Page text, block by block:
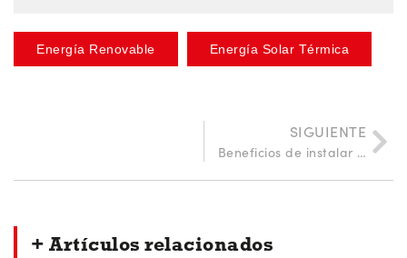
Energía Renovable Energía Solar Térmica
SIGUIENTE
Beneficios de instalar un sistema mecánico de ventilación de doble flujo
+ Artículos relacionados